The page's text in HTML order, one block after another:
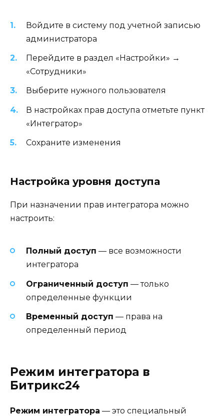
Войдите в систему под учетной записью
администратора
Перейдите в раздел «Настройки» →
«Сотрудники»
Выберите нужного пользователя
В настройках прав доступа отметьте пункт
«Интегратор»
Сохраните изменения
Настройка уровня доступа
При назначении прав интегратора можно
настроить:
Полный доступ — все возможности
интегратора
Ограниченный доступ — только
определенные функции
Временный доступ — права на
определенный период
Режим интегратора в
Битрикс24
Режим интегратора — это специальный